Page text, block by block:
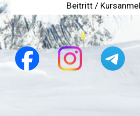
Beitritt /